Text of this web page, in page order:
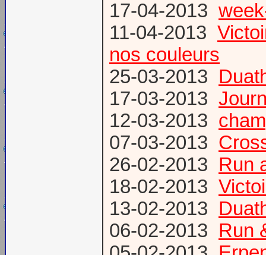
17-04-2013
11-04-2013
nos couleurs
25-03-2013
17-03-2013
12-03-2013
07-03-2013
26-02-2013 Run
18-02-2013
13-02-2013
06-02-2013 Run